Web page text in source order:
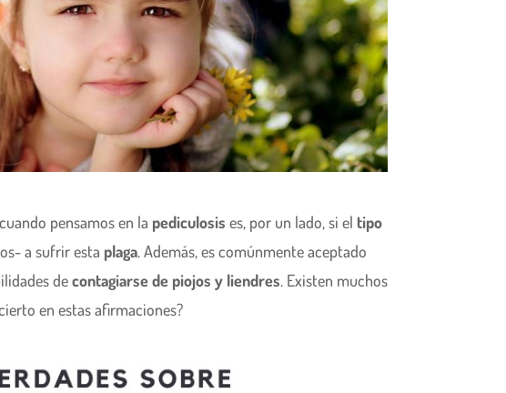
pensamos en la pediculosis es, por un lado, si el tipo
a sufrir esta plaga. Además, es comúnmente aceptado
decontagiarse de piojos y liendres. Existen muchos
en estas afirmaciones?